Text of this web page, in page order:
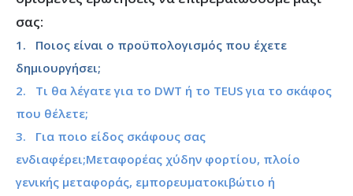
σας:
1. Ποιος είναι ο προϋπολογισμός που έχετε
δημιουργήσει;
2. Τι θα λέγατε για το DWT ή το TEUS για το σκάφος
που θέλετε;
3. Για ποιο είδος σκάφους σας
ενδιαφέρει;Μεταφορέας χύδην φορτίου, πλοίο
γενικής μεταφοράς, εμπορευματοκιβώτιο ή